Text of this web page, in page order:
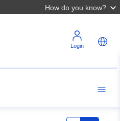
How do you know?
Login